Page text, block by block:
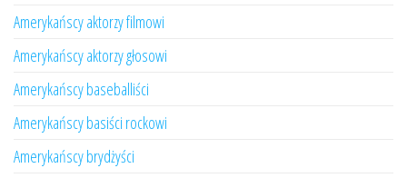
Amerykańscy aktorzy filmowi
Amerykańscy aktorzy głosowi
Amerykańscy baseballiści
Amerykańscy basiści rockowi
Amerykańscy brydżyści